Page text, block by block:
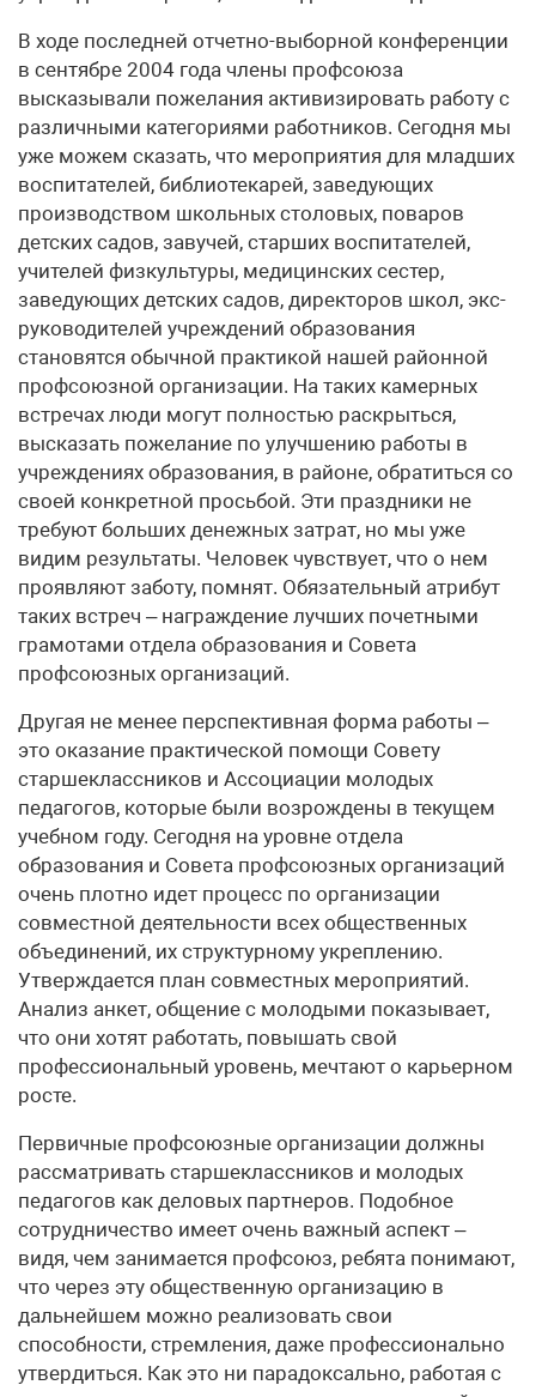
В ходе последней отчетно-выборной конференции
в сентябре 2004 года члены профсоюза
высказывали пожелания активизировать работу с
различными категориями работников. Сегодня мы
уже можем сказать, что мероприятия для младших
воспитателей, библиотекарей, заведующих
производством школьных столовых, поваров
детских садов, завучей, старших воспитателей,
учителей физкультуры, медицинских сестер,
заведующих детских садов, директоров школ, экс-
руководителей учреждений образования
становятся обычной практикой нашей районной
профсоюзной организации. На таких камерных
встречах люди могут полностью раскрыться,
высказать пожелание по улучшению работы в
учреждениях образования, в районе, обратиться со
своей конкретной просьбой. Эти праздники не
требуют больших денежных затрат, но мы уже
видим результаты. Человек чувствует, что о нем
проявляют заботу, помнят. Обязательный атрибут
таких встреч – награждение лучших почетными
грамотами отдела образования и Совета
профсоюзных организаций.
Другая не менее перспективная форма работы –
это оказание практической помощи Совету
старшеклассников и Ассоциации молодых
педагогов, которые были возрождены в текущем
учебном году. Сегодня на уровне отдела
образования и Совета профсоюзных организаций
очень плотно идет процесс по организации
совместной деятельности всех общественных
объединений, их структурному укреплению.
Утверждается план совместных мероприятий.
Анализ анкет, общение с молодыми показывает,
что они хотят работать, повышать свой
профессиональный уровень, мечтают о карьерном
росте.
Первичные профсоюзные организации должны
рассматривать старшеклассников и молодых
педагогов как деловых партнеров. Подобное
сотрудничество имеет очень важный аспект –
видя, чем занимается профсоюз, ребята понимают,
что через эту общественную организацию в
дальнейшем можно реализовать свои
способности, стремления, даже профессионально
утвердиться. Как это ни парадоксально, работая с